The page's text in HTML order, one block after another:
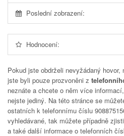
Poslední zobrazení:
Hodnocení:
Pokud jste obdrželi nevyžádaný
jste byli pouze prozvoněni z
neznáte a chcete o něm více
nejste jediný. Na této stránce se
ostatních k telefonnímu číslu
vyhledávané, tak můžete případně
a také další informace o telefonních